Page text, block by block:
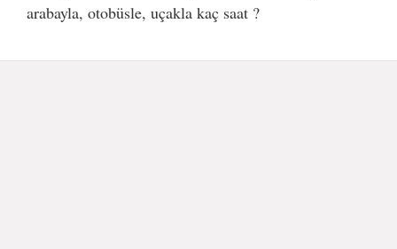
arabayla, otobüsle, uçakla kaç saat ?